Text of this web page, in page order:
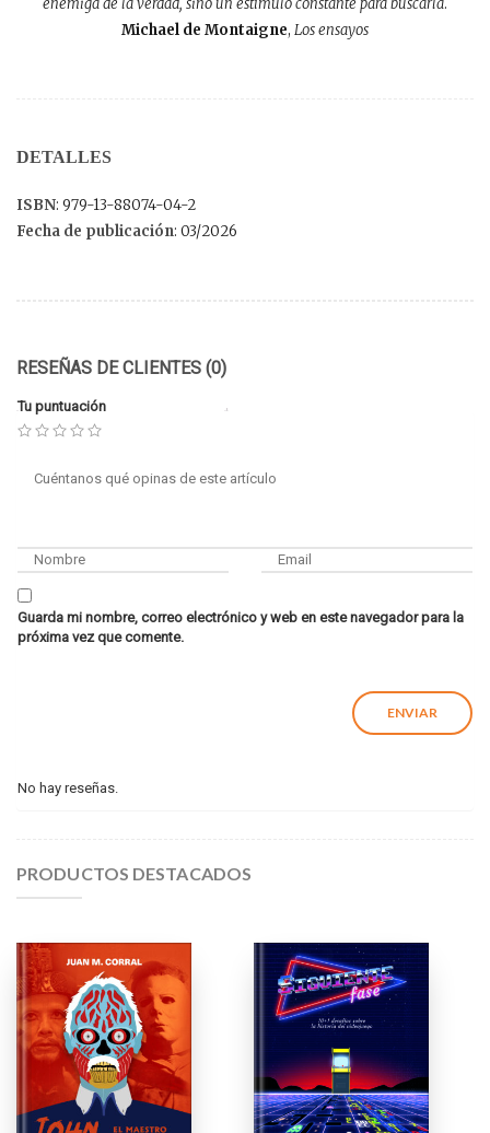
Michael de Montaigne, Los ensayos
DETALLES
ISBN: 979-13-88074-04-2
Fecha de publicación: 03/2026
RESEÑAS DE CLIENTES (0)
Tu puntuación
Guarda mi nombre, correo electrónico y web en este navegador para la
próxima vez que comente.
No hay reseñas.
PRODUCTOS DESTACADOS